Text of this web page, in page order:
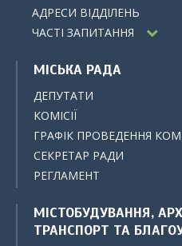
АДРЕСИ ВІДДІЛЕНЬ
ЧАСТІ ЗАПИТАННЯ
МІСЬКА РАДА
ДЕПУТАТИ
КОМІСІЇ
ГРАФІК ПРОВЕДЕННЯ
СЕКРЕТАР РАДИ
РЕГЛАМЕНТ
МІСТОБУДУВАННЯ,
ТРАНСПОРТ ТА